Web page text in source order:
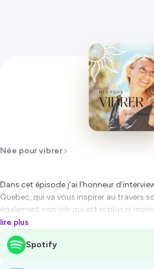
Née pour vibrer
Dans cet épisode j'ai l'honneur
Quebec, qui va vous inspirer au travers
également son job qui est ni plus ni
les femmes de plus de 35 ans.
Une rupture après 20 ans de mariage,
impressionnant, une télé-réalité,
lire plus
Spotify